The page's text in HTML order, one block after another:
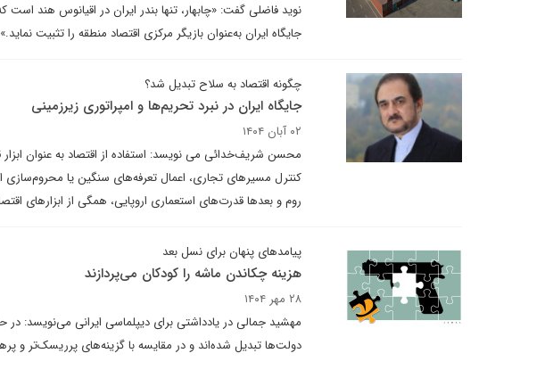
نوید فاضلی گفت: «چابهار، تنها بندر ایران در اقیانوس هند
جایگاه ایران به‌عنوان بازیگر مرکزی اقتصاد منطقه‌ را تثبیت نماید.»
چگونه اقتصاد به سلاح تبدیل شد؟
جایگاه ایران در نبرد تحریم‌ها و امپراتوری زیرزمینی
۰۲ آبان ۱۴۰۴
محسن شریف‌خدائی می نویسد: استفاده از اقتصاد به‌ عنوان
کنترل مسیرهای تجاری، اعمال تعرفه‌های سنگین یا محروم‌سازی
روم و بعدها قدرت‌های استعماری اروپایی، همگی از ابزارهای
پیامدهای پنهان برای نسل بعد
هزینه چکاندن ماشه را کودکان می‌پردازند
۲۸ مهر ۱۴۰۴
مهشید جمالی در یادداشتی برای دیپلماسی ایرانی می‌نویسد: در
دولت‌ها تبدیل شده‌اند و در مقایسه با گزینه‌های پرریسک‌تر و